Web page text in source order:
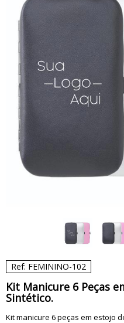
Ref: FEMININO-102
Kit Manicure 6 Peças
Sintético.
Kit manicure 6 peças em estojo